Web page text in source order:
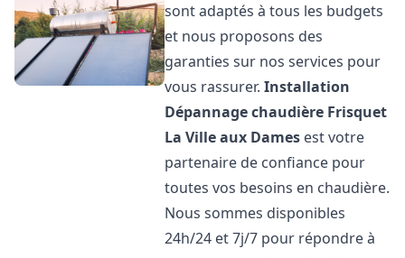
sont adaptés à tous les budgets
et nous proposons des
garanties sur nos services pour
vous rassurer.Installation
Dépannage chaudière Frisquet
La Ville aux Dames est votre
partenaire de confiance pour
toutes vos besoins en chaudière.
Nous sommes disponibles
24h/24 et 7j/7 pour répondre à